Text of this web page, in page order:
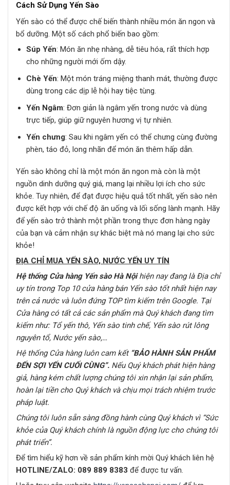
Cách Sử Dụng Yến Sào
Yến sào có thể được chế biến thành nhiều món ăn ngon và
bổ dưỡng. Một số cách phổ biến bao gồm:
Súp Yến: Món ăn nhẹ nhàng, dễ tiêu hóa, rất thích hợp
cho những người mới ốm dậy.
Chè Yến: Một món tráng miệng thanh mát, thường được
dùng trong các dịp lễ hội hay tiệc tùng.
Yến Ngâm: Đơn giản là ngâm yến trong nước và dùng
trực tiếp, giúp giữ nguyên hương vị tự nhiên.
Yến chưng: Sau khi ngâm yến có thể chưng cùng đường
phèn, táo đỏ, long nhãn để món ăn thêm hấp dẫn.
Yến sào không chỉ là một món ăn ngon mà còn là một
nguồn dinh dưỡng quý giá, mang lại nhiều lợi ích cho sức
khỏe. Tuy nhiên, để đạt được hiệu quả tốt nhất, yến sào nên
được kết hợp với chế độ ăn uống và lối sống lành mạnh. Hãy
để yến sào trở thành một phần trong thực đơn hàng ngày
của bạn và cảm nhận sự khác biệt mà nó mang lại cho sức
khỏe!
ĐỊA CHỈ MUA YẾN SÀO, NƯỚC YẾN UY TÍN
Hệ thống Cửa hàng Yến sào Hà Nộihiện nay đang là Địa chỉ
uy tín trong Top 10 cửa hàng bán Yến sào tốt nhất hiện nay
trên cả nướcvà luôn đứng TOP tìm kiếm trên Google. Tại
Cửa hàng có tất cả các sản phẩm mà Quý khách đang tìm
kiếm như: Tổ yến thô, Yến sào tinh chế, Yến sào rút lông
nguyên tổ, Nước yến sào,…
Hệ thống Cửa hàng luôn cam kết “BẢO HÀNH SẢN PHẨM
ĐẾN SỢI YẾN CUỐI CÙNG”. Nếu Quý khách phát hiện hàng
giả, hàng kém chất lượng chúng tôi xin nhận lại sản phẩm,
hoàn lại tiền cho Quý khách và chịu mọi trách nhiệm trước
pháp luật.
Chúng tôi luôn sẵn sàng đồng hành cùng Quý khách vì “Sức
khỏe của Quý khách chính là nguồn động lực cho chúng tôi
phát triển”.
Để tìm hiểu kỹ hơn về sản phẩm kính mời Quý khách liên hệ
HOTLINE/ZALO: 089 889 8383 để được tư vấn.